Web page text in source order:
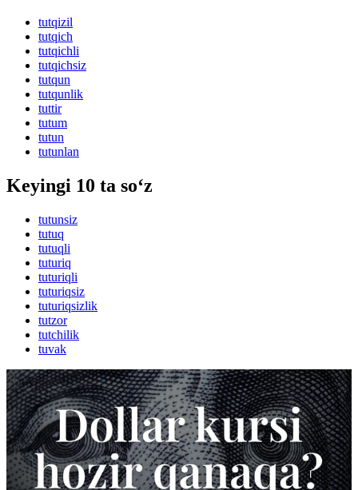
tutqizil
tutqich
tutqichli
tutqichsiz
tutqun
tutqunlik
tuttir
tutum
tutun
tutunlan
Keyingi 10 ta so‘z
tutunsiz
tutuq
tutuqli
tuturiq
tuturiqli
tuturiqsiz
tuturiqsizlik
tutzor
tutchilik
tuvak